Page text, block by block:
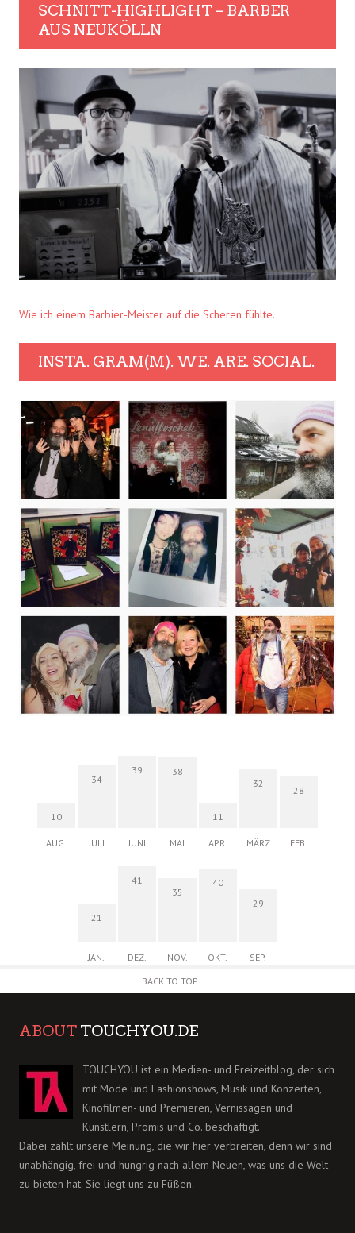
SCHNITT-HIGHLIGHT – BARBER
AUS NEUKÖLLN
Wie ich einem Barbier-Meister auf die Scheren fühlte.
INSTA. GRAM(M). WE. ARE. SOCIAL.
10
AUG.
34
JULI
39
JUNI
38
MAI
11
APR.
32
MÄRZ
28
FEB.
21
JAN.
41
DEZ.
35
NOV.
40
OKT.
29
SEP.
BACK TO TOP
ABOUT TOUCHYOU.DE
TOUCHYOU ist ein Medien- und Freizeitblog, der sich
mit Mode und Fashionshows, Musik und Konzerten,
Kinofilmen- und Premieren, Vernissagen und
Künstlern, Promis und Co. beschäftigt.
Dabei zählt unsere Meinung, die wir hier verbreiten, denn wir sind
unabhängig, frei und hungrig nach allem Neuen, was uns die Welt
zu bieten hat. Sie liegt uns zu Füßen.